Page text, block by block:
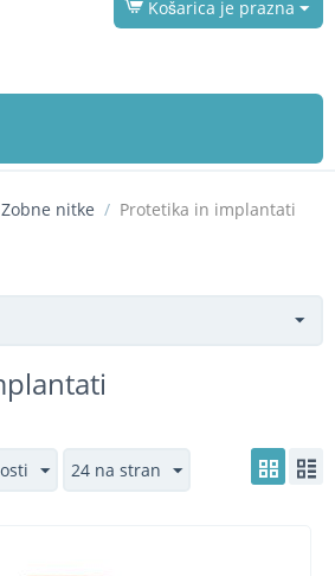
Košarica je prazna
Zobne nitke / Protetika in implantati
24 na stran